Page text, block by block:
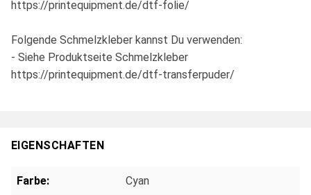
https://printequipment.de/dtf-folie/
Folgende Schmelzkleber kannst Du verwenden:
- Siehe Produktseite Schmelzkleber
https://printequipment.de/dtf-transferpuder/
EIGENSCHAFTEN
Farbe: Cyan